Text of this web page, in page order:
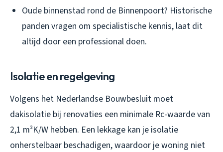
Oude binnenstad rond de Binnenpoort? Historische
panden vragen om specialistische kennis, laat dit
altijd door een professional doen.
Isolatie en regelgeving
Volgens het Nederlandse Bouwbesluit moet
dakisolatie bij renovaties een minimale Rc-waarde van
2,1 m²K/W hebben. Een lekkage kan je isolatie
onherstelbaar beschadigen, waardoor je woning niet